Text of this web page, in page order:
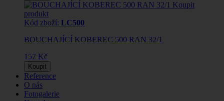
Koupit
produkt
Kód zboží: LC500
BOUCHAJÍCÍ KOBEREC 500 RAN 32/1
157 Kč
Koupit
Reference
O nás
Fotogalerie